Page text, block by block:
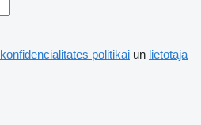
konfidencialitātes politikai un lietotāja